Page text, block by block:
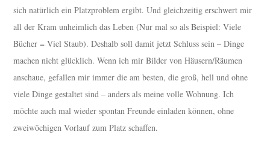
sich natürlich ein Platzproblem ergibt. Und gleichzeitig erschwert mir
all der Kram unheimlich das Leben (Nur mal so als Beispiel: Viele
Bücher = Viel Staub). Deshalb soll damit jetzt Schluss sein – Dinge
machen nicht glücklich. Wenn ich mir Bilder von Häusern/Räumen
anschaue, gefallen mir immer die am besten, die groß, hell und ohne
viele Dinge gestaltet sind – anders als meine volle Wohnung. Ich
möchte auch mal wieder spontan Freunde einladen können, ohne
zweiwöchigen Vorlauf zum Platz schaffen.